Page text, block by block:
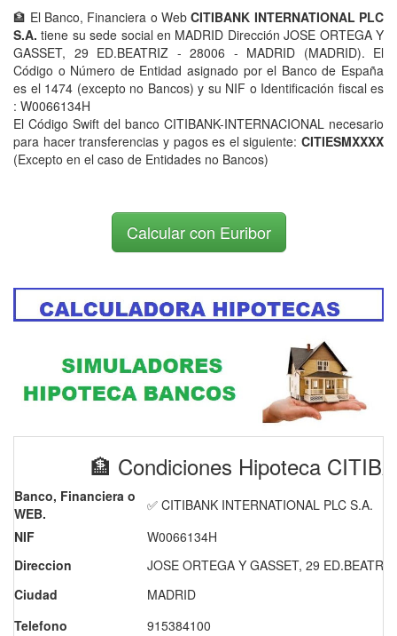
🏦 El Banco, Financiera o WebCITIBANK INTERNATIONAL PLC
S.A. tiene su sede social en MADRID Dirección JOSE ORTEGA Y
GASSET, 29 ED.BEATRIZ - 28006 - MADRID (MADRID). El
Código o Número de Entidad asignado por el Banco de España
es el 1474 (excepto no Bancos) y su NIF o Identificación fiscal es
: W0066134H
El Código Swift del banco CITIBANK-INTERNACIONAL necesario
para hacer transferencias y pagos es el siguiente: CITIESMXXXX
(Excepto en el caso de Entidades no Bancos)
Calcular con Euribor
🏦 Condiciones Hipoteca
Banco, Financiera o
WEB.
✅ CITIBANK INTERNATIONAL PLC S.A.
NIF
W0066134H
Direccion
JOSE ORTEGA Y GASSET, 29 ED.BEATRIZ
Ciudad
MADRID
Telefono
915384100